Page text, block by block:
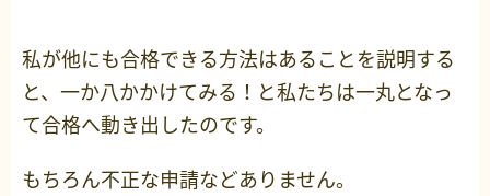
私が他にも合格できる方法はあることを説明する
と、一か八かかけてみる！と私たちは一丸となっ
て合格へ動き出したのです。
もちろん不正な申請などありません。